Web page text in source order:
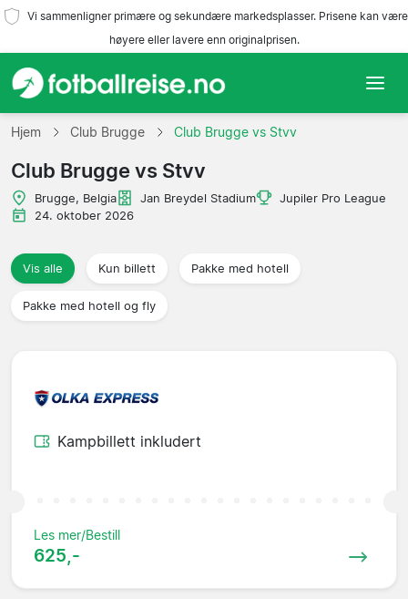
Vi sammenligner primære og sekundære markedsplasser. Prisene kan være
høyere eller lavere enn originalprisen.
Hjem
Lag
Ligaer
Reisebyråer
Hjem Club Brugge Club Brugge vs Stvv
Club Brugge vs Stvv
Brugge, Belgia Jan Breydel Stadium
Jupiler Pro League
24. oktober 2026
Vis alle Kun billett Pakke med hotell
Pakke med hotell og fly
Kampbillett inkludert
Les mer/Bestill
625,-